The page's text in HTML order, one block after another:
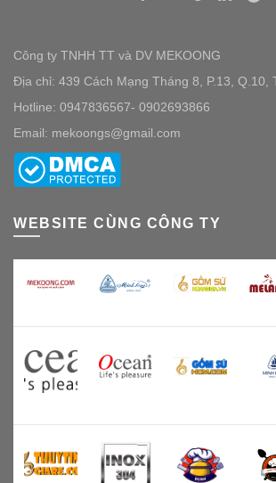
Công ty TNHH TT và DV MEKOONG
Địa chỉ: 439 Cách Mạng Tháng 8, P.13, Q.10,
Hotline: 0947836567- 0902693866
Email: mekoongs@gmail.com
WEBSITE CÙNG CÔNG TY